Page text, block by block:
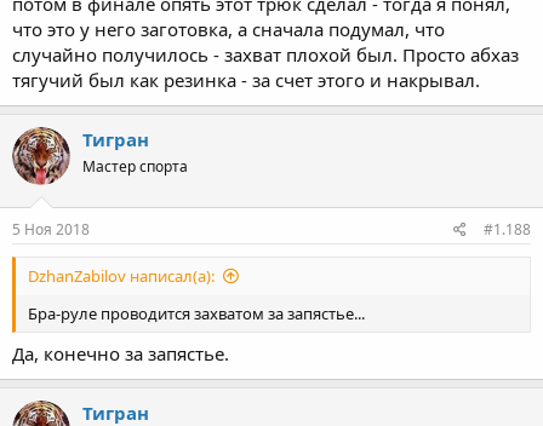
что это у него заготовка, а сначала подумал, что
случайно получилось - захват плохой был. Просто абхаз
тягучий был как резинка - за счет этого и накрывал.
Тигран
Мастер спорта
5 Ноя 2018 #1.188
DzhanZabilov написал(а):
Бра-руле проводится захватом за запястье...
Да, конечно за запястье.
Тигран